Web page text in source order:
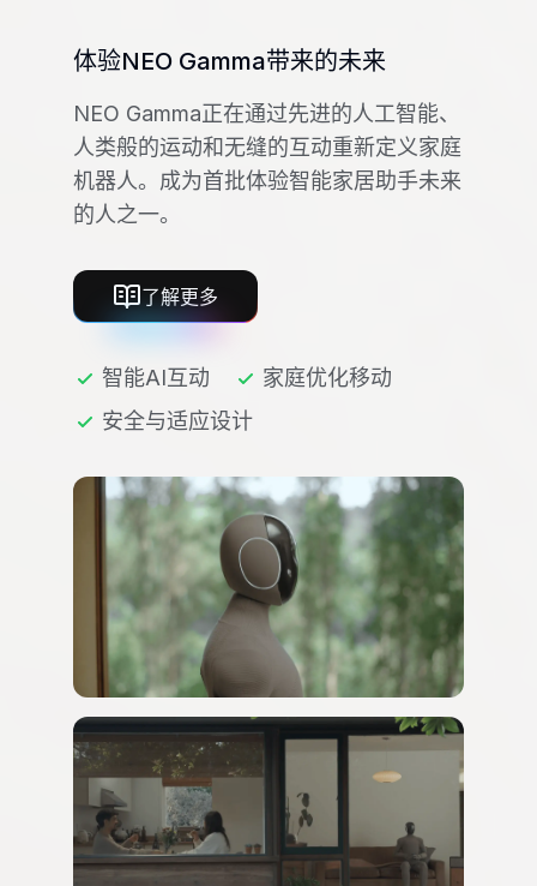
体验NEO Gamma带来的未来
NEO Gamma正在通过先进的人工智能、
人类般的运动和无缝的互动重新定义家庭
机器人。成为首批体验智能家居助手未来
的人之一。
了解更多
智能AI互动
家庭优化移动
安全与适应设计